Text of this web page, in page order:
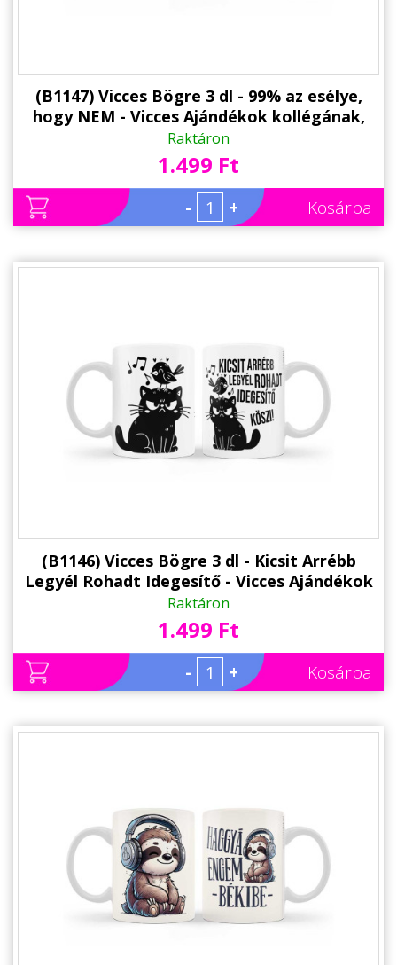
(B1147) Vicces Bögre 3 dl - 99% az esélye,
hogy NEM - Vicces Ajándékok kollégának,
barátnőknek
Raktáron
1.499 Ft
- + Kosárba
(B1146) Vicces Bögre 3 dl - Kicsit Arrébb
Legyél Rohadt Idegesítő - Vicces Ajándékok
kollégának, barátnőknek
Raktáron
1.499 Ft
- + Kosárba